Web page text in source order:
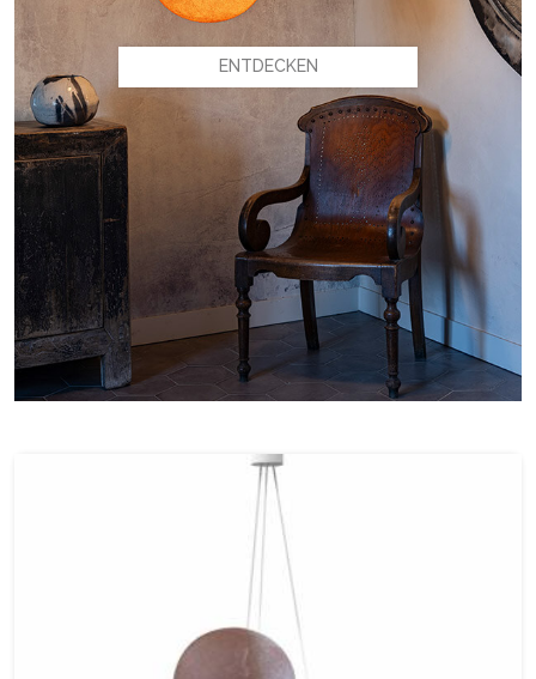
ENTDECKEN